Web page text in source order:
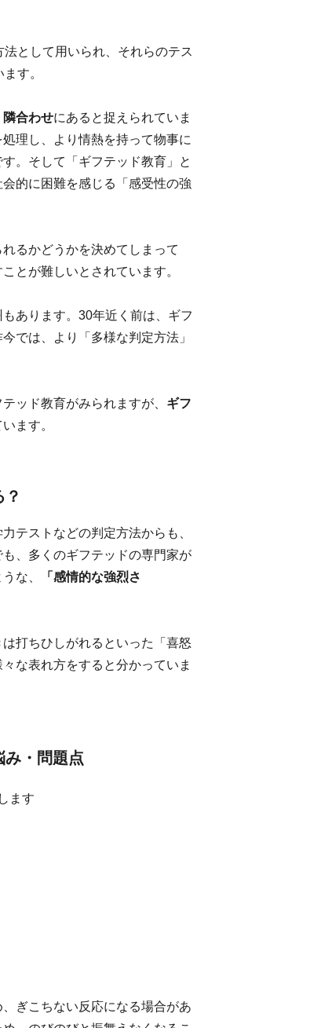
として用いられ、それらのテス
す。
隣合わせにあると捉えられていま
理し、より情熱を持って物事に
。そして「ギフテッド教育」と
的に困難を感じる「感受性の強
るかどうかを決めてしまって
とが難しいとされています。
あります。30年近く前は、ギフ
では、より「多様な判定方法」
ッド教育がみられますが、 ギフ
ます。
テストなどの判定方法からも、
、多くのギフテッドの専門家が
な、
「感情的な強烈さ
打ちひしがれるといった「喜怒
な表れ方をすると分かっていま
み・問題点
ぎこちない反応になる場合があ